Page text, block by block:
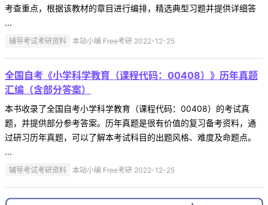
考查重点，根据该教材的章目进行编排，精选典型习题并提供详细答
...
辅导考试考研资料 本站小编 Free考研 2022-12-25
全国自考《小学科学教育（课程代码：00408）》历年真题
汇编（含部分答案）
本书收录了全国自考小学科学教育（课程代码：00408）的考试真
题，并提供部分参考答案。历年真题是很有价值的复习备考资料，通
过研习历年真题，可以了解本考试科目的出题风格、难度及命题点。
...
辅导考试考研资料 本站小编 Free考研 2022-12-25